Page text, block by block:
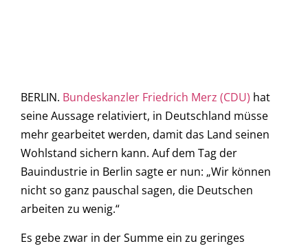
BERLIN. Bundeskanzler Friedrich Merz (CDU) hat
seine Aussage relativiert, in Deutschland müsse
mehr gearbeitet werden, damit das Land seinen
Wohlstand sichern kann. Auf dem Tag der
Bauindustrie in Berlin sagte er nun: „Wir können
nicht so ganz pauschal sagen, die Deutschen
arbeiten zu wenig.“
Es gebe zwar in der Summe ein zu geringes